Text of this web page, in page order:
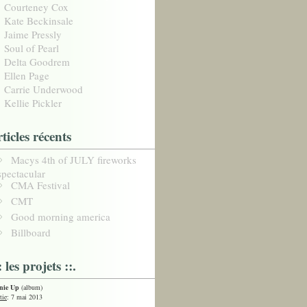
Courteney Cox
Kate Beckinsale
Jaime Pressly
Soul of Pearl
Delta Goodrem
Ellen Page
Carrie Underwood
Kellie Pickler
récents
Macys 4th of JULY fireworks
CMA Festival
CMT
Good morning america
Billboard
les projets ::.
Up (album)
: 7 mai 2013